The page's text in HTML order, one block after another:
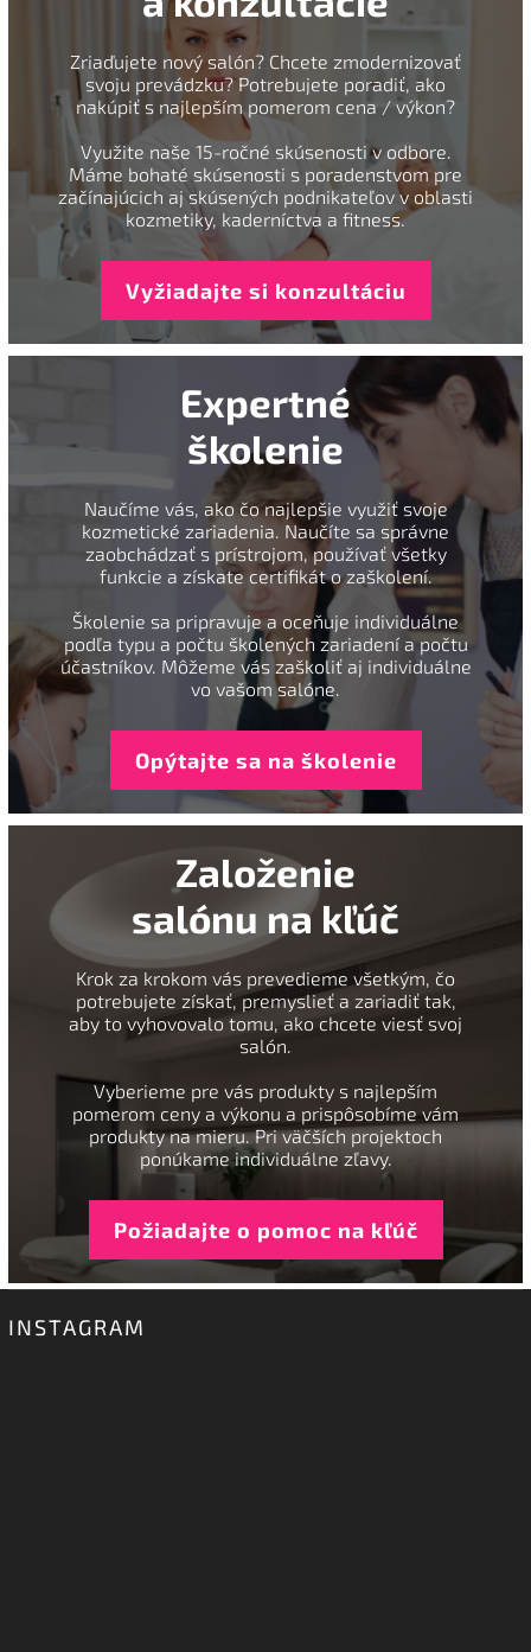
Zriaďujete nový salón? Chcete zmodernizovať
svoju prevádzku? Potrebujete poradiť, ako
nakúpiť s najlepším pomerom cena / výkon?
Využite naše 15-ročné skúsenosti v odbore.
Máme bohaté skúsenosti s poradenstvom pre
začínajúcich aj skúsených podnikateľov v oblasti
kozmetiky, kaderníctva a fitness.
Vyžiadajte si konzultáciu
Expertné
školenie
Naučíme vás, ako čo najlepšie využiť svoje
kozmetické zariadenia. Naučíte sa správne
zaobchádzať s prístrojom, používať všetky
funkcie a získate certifikát o zaškolení.
Školenie sa pripravuje a oceňuje individuálne
podľa typu a počtu školených zariadení a počtu
účastníkov. Môžeme vás zaškoliť aj individuálne
vo vašom salóne.
Opýtajte sa na školenie
Založenie
salónu na kľúč
Krok za krokom vás prevedieme všetkým, čo
potrebujete získať, premyslieť a zariadiť tak,
aby to vyhovovalo tomu, ako chcete viesť svoj
salón.
Vyberieme pre vás produkty s najlepším
pomerom ceny a výkonu a prispôsobíme vám
produkty na mieru. Pri väčších projektoch
ponúkame individuálne zľavy.
Požiadajte o pomoc na kľúč
INSTAGRAM